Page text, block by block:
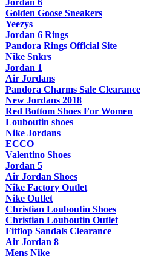
Jordan 6
Golden Goose Sneakers
Yeezys
Jordan 6 Rings
Pandora Rings Official Site
Nike Snkrs
Jordan 1
Air Jordans
Pandora Charms Sale Clearance
New Jordans 2018
Red Bottom Shoes For Women
Louboutin shoes
Nike Jordans
ECCO
Valentino Shoes
Jordan 5
Air Jordan Shoes
Nike Factory Outlet
Nike Outlet
Christian Louboutin Shoes
Christian Louboutin Outlet
Fitflop Sandals Clearance
Air Jordan 8
Mens Nike